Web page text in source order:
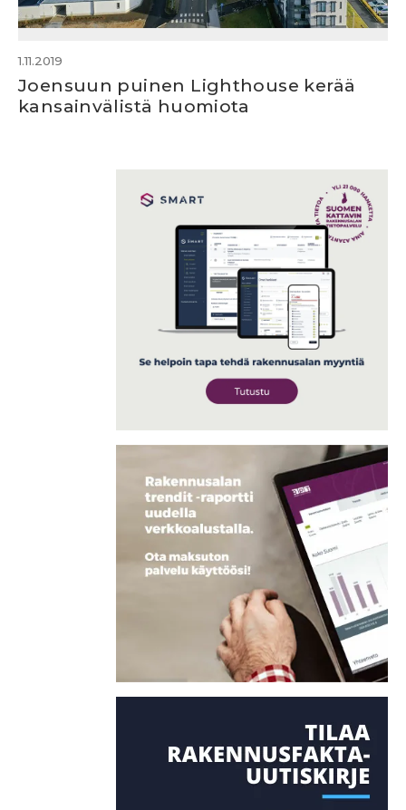
1.11.2019
Joensuun puinen Lighthouse kerää
kansainvälistä huomiota